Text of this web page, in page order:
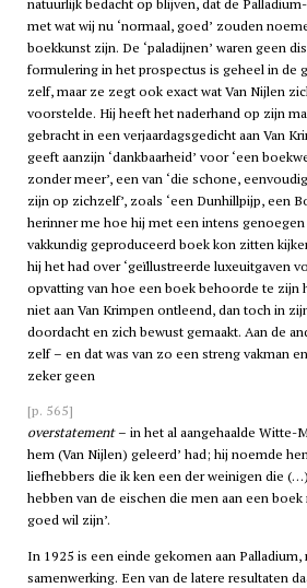
natuurlijk bedacht op blijven, dat de
met wat wij nu ‘normaal, goed’ zouden
boekkunst zijn. De ‘paladijnen’ waren geen
formulering in het prospectus is geheel in de
zelf, maar ze zegt ook exact wat Van Nijlen
voorstelde. Hij heeft het naderhand op zijn
gebracht in een verjaardagsgedicht aan Van
geeft aanzijn ‘dankbaarheid’ voor ‘een
zonder meer’, een van ‘die schone,
zijn op zichzelf’, zoals ‘een Dunhillpijp, een
herinner me hoe hij met een intens genoegen
vakkundig geproduceerd boek kon zitten
hij het had over ‘geïllustreerde luxeuitgaven
opvatting van hoe een boek behoorde te zijn
niet aan Van Krimpen ontleend, dan toch in
doordacht en zich bewust gemaakt. Aan de
zelf – en dat was van zo een streng vakman
zeker geen
[p. 565]
overstatement– in het al aangehaalde Witte-
hem (Van Nijlen) geleerd’ had; hij noemde
liefhebbers die ik ken een der weinigen die
hebben van de eischen die men aan een
goed wil zijn’.
In 1925 is een einde gekomen aan Palladium,
samenwerking. Een van de latere resultaten